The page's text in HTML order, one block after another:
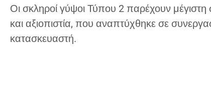
Οι σκληροί γύψοι Τύπου 2 παρέχουν μέγιστη
και αξιοπιστία, που αναπτύχθηκε σε
κατασκευαστή.